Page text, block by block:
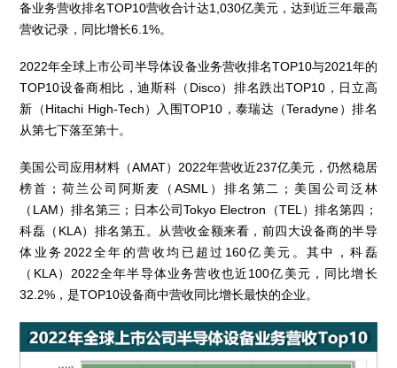
备业务营收排名TOP10营收合计达1,030亿美元，达到近三年最高
营收记录，同比增长6.1%。
2022年全球上市公司半导体设备业务营收排名TOP10与2021年的
TOP10设备商相比，迪斯科（Disco）排名跌出TOP10，日立高
新（Hitachi High-Tech）入围TOP10，泰瑞达（Teradyne）排名
从第七下落至第十。
美国公司应用材料（AMAT）2022年营收近237亿美元，仍然稳居
榜首；荷兰公司阿斯麦（ASML）排名第二；美国公司泛林
（LAM）排名第三；日本公司Tokyo Electron（TEL）排名第四；
科磊（KLA）排名第五。从营收金额来看，前四大设备商的半导
体业务2022全年的营收均已超过160亿美元。其中，科磊
（KLA）2022全年半导体业务营收也近100亿美元，同比增长
32.2%，是TOP10设备商中营收同比增长最快的企业。